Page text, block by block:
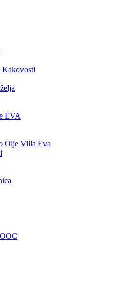
EVA
Olje Villa Eva